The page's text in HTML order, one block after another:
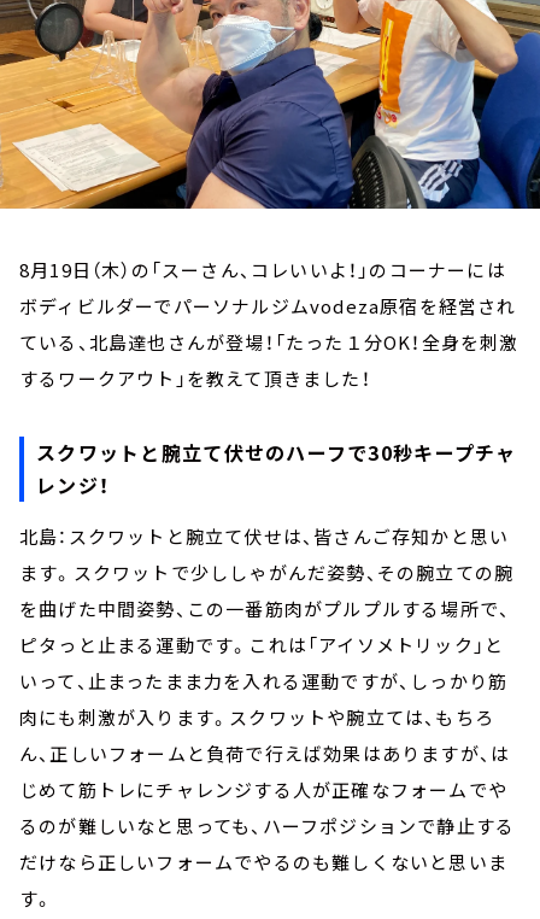
8月19日（木）の「スーさん、コレいいよ！」のコーナーには
ボディビルダーでパーソナルジムvodeza原宿を経営され
ている、北島達也さんが登場！「たった１分OK！全身を刺激
するワークアウト」を教えて頂きました！
スクワットと腕立て伏せのハーフで30秒キープチャ
レンジ！
北島：スクワットと腕立て伏せは、皆さんご存知かと思い
ます。スクワットで少ししゃがんだ姿勢、その腕立ての腕
を曲げた中間姿勢、この一番筋肉がプルプルする場所で、
ピタっと止まる運動です。これは「アイソメトリック」と
いって、止まったまま力を入れる運動ですが、しっかり筋
肉にも刺激が入ります。スクワットや腕立ては、もちろ
ん、正しいフォームと負荷で行えば効果はありますが、は
じめて筋トレにチャレンジする人が正確なフォームでや
るのが難しいなと思っても、ハーフポジションで静止する
だけなら正しいフォームでやるのも難しくないと思いま
す。